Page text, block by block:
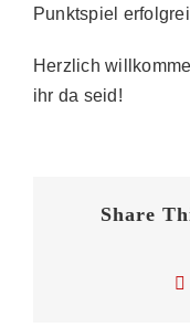
Punktspiel
Herzlich
ihr da seid!
Share